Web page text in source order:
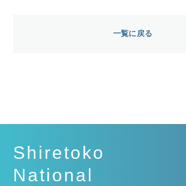
一覧に戻る
Shiretoko
National